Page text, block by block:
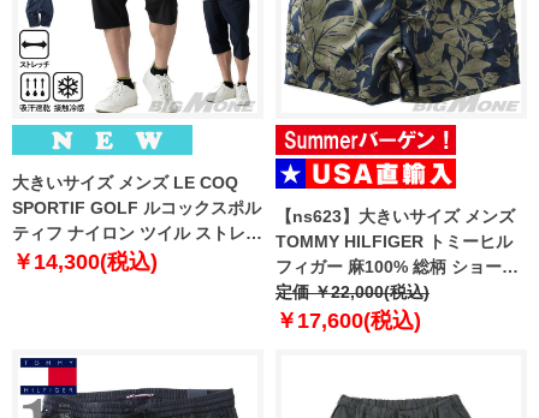
大きいサイズ メンズ LE COQ
SPORTIF GOLF ルコックスポル
ティフ ナイロン ツイル ストレッ
チ 6分丈 クロップド パンツ ゴル
￥14,300(税込)
【ns623】大きいサイズ メンズ
TOMMY HILFIGER トミーヒル
フィガー 麻100% 総柄 ショート
パンツ ショーツ USA直輸入
mw0mw42546
定価 ￥22,000(税込)
￥17,600(税込)